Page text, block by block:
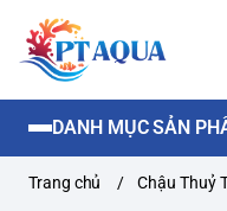
DANH MỤC SẢN
Trang chủ / Chậu Thuỷ